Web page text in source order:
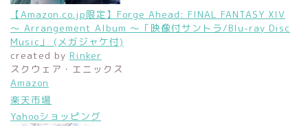
【Amazon.co.jp限定】Forge Ahead: FINAL FANTASY XIV
～ Arrangement Album ～「映像付サントラ/Blu-ray Disc
Music」 (メガジャケ付)
created by Rinker
スクウェア・エニックス
Amazon
楽天市場
Yahooショッピング